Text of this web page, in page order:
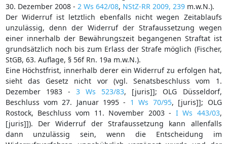
30. Dezember 2008 - 2 Ws 642/08, NStZ-RR 2009, 239m.w.N.).
Der Widerruf ist letztlich ebenfalls nicht wegen Zeitablaufs
unzulässig, denn der Widerruf der Strafaussetzung wegen
einer innerhalb der Bewährungszeit begangenen Straftat ist
grundsätzlich noch bis zum Erlass der Strafe möglich (Fischer,
StGB, 63. Auflage, § 56f Rn. 19a m.w.N.).
Eine Höchstfrist, innerhalb derer ein Widerruf zu erfolgen hat,
sieht das Gesetz nicht vor (vgl. Senatsbeschluss vom 1.
Dezember 1983 - 3 Ws 523/83, [juris]]; OLG Düsseldorf,
Beschluss vom 27. Januar 1995 - 1 Ws 70/95, [juris]]; OLG
Rostock, Beschluss vom 11. November 2003 - I Ws 443/03,
[juris]]). Der Widerruf der Strafaussetzung kann allenfalls
dann unzulässig sein, wenn die Entscheidung im